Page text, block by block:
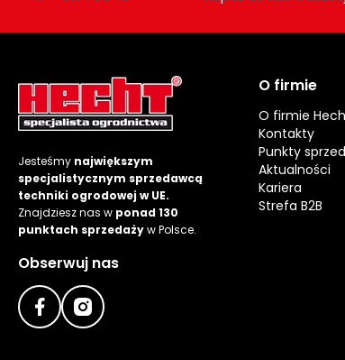
Jesteśmy największym
specjalistycznym sprzedawcą
techniki ogrodowej w UE.
Znajdziesz nas w ponad 130
punktach sprzedażyw Polsce.
Obserwuj nas
O firmie
O firmie
Kontakty
Punkty
Aktualności
Kariera
Strefa B2B